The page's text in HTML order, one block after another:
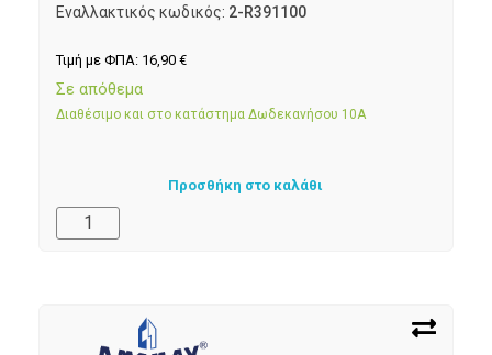
Εναλλακτικός κωδικός: 2-R391100
Τιμή με ΦΠΑ: 16,90 €
Σε απόθεμα
Διαθέσιμο και στο κατάστημα Δωδεκανήσου 10Α
Προσθήκη στο καλάθι